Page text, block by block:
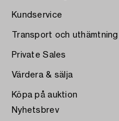
Kundservice
Transport och uthämtning
Private Sales
Värdera & sälja
Köpa på auktion
Nyhetsbrev